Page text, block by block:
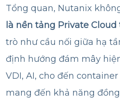
Tổng quan, Nutanix
là nền tảng Private Cloud
trò như cầu nối giữa hạ
định hướng đám mây
VDI, AI, cho đến
mang đến khả năng